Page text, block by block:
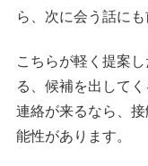
ら、次に会う話に
こちらが軽く提案
る、候補を出して
連絡が来るなら、
能性があります。